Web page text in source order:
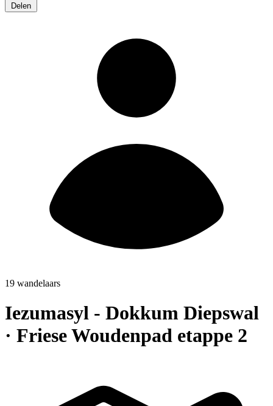
Delen
19 wandelaars
Iezumasyl - Dokkum Diepswal
· Friese Woudenpad etappe 2